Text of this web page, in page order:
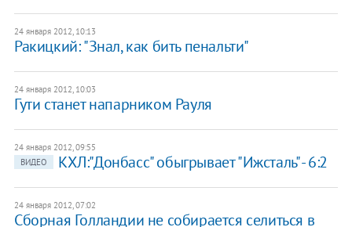
24 января 2012, 10:13
Ракицкий: "Знал, как бить пенальти"
24 января 2012, 10:03
Гути станет напарником Рауля
24 января 2012, 09:55
ВИДЕО
КХЛ:"Донбасс" обыгрывает "Ижсталь" - 6:2
24 января 2012, 07:02
Сборная Голландии не собирается селиться в